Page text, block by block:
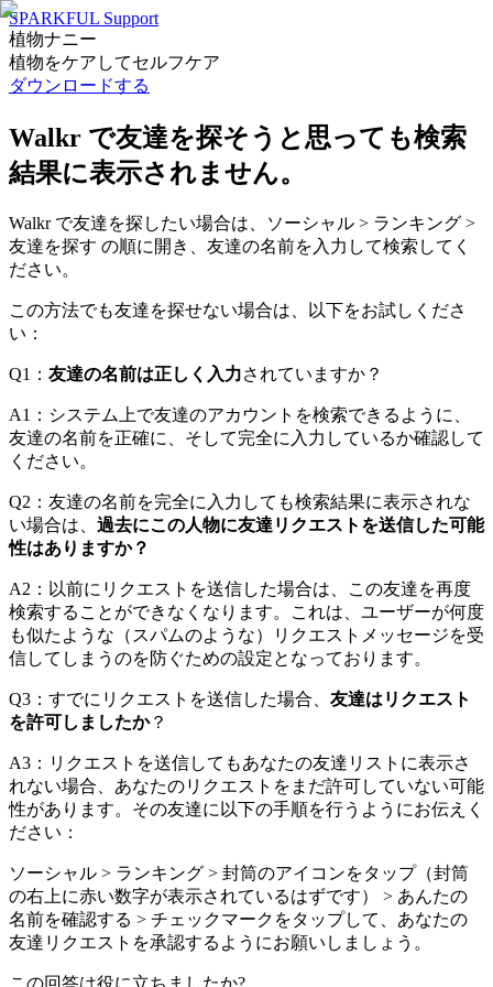
SPARKFUL Support
植物ナニー
植物をケアしてセルフケア
ダウンロードする
Walkr で友達を探そうと思っても検索
結果に表示されません。
Walkr で友達を探したい場合は、ソーシャル > ランキング >
友達を探す の順に開き、友達の名前を入力して検索してく
ださい。
この方法でも友達を探せない場合は、以下をお試しくださ
い：
Q1： 友達の名前は正しく入力されていますか？
A1：システム上で友達のアカウントを検索できるように、
友達の名前を正確に、そして完全に入力しているか確認して
ください。
Q2：友達の名前を完全に入力しても検索結果に表示されな
い場合は、 過去にこの人物に友達リクエストを送信した可能
性はありますか？
A2：以前にリクエストを送信した場合は、この友達を再度
検索することができなくなります。これは、ユーザーが何度
も似たような（スパムのような）リクエストメッセージを受
信してしまうのを防ぐための設定となっております。
Q3：すでにリクエストを送信した場合、 友達はリクエスト
を許可しましたか？
A3：リクエストを送信してもあなたの友達リストに表示さ
れない場合、あなたのリクエストをまだ許可していない可能
性があります。その友達に以下の手順を行うようにお伝えく
ださい：
ソーシャル > ランキング > 封筒のアイコンをタップ（封筒
の右上に赤い数字が表示されているはずです） > あんたの
名前を確認する > チェックマークをタップして、あなたの
友達リクエストを承認するようにお願いしましょう。
この回答は役に立ちましたか?